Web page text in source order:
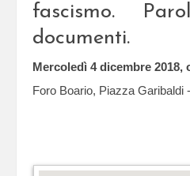
fascismo.
documenti.
Mercoledì 4 dicembre 2018,
Foro Boario, Piazza Garibaldi